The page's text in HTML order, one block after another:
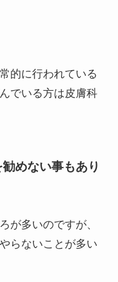
的に行われている
でいる方は皮膚科
めない事もあり
が多いのですが、
らないことが多い